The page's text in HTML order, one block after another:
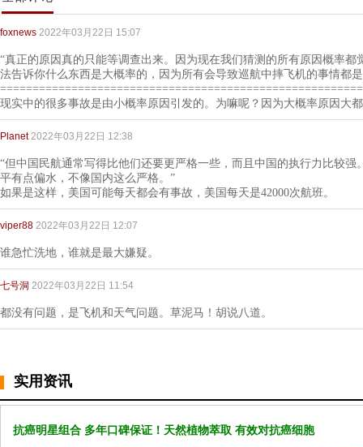
foxnews 2022年03月22日 15:07
“真正的原因真的只能等调查出来。因为现在我们猜测的所有原因概率
法告诉你什么东西是大概率的，因为所有会导致巡航中摔飞机的事情都
现实中的很多事故是由小概率原因引发的。为嘛呢？因为大概率原因大
Planet 2022年03月22日 12:38
“但中国民航通常写得比他们还要更严格一些，而且中国的执行力比较
平有点偏水，不像国内这么严格。”
如果是这样，美国可能每天都会有事故，美国每天是42000次航班。
viper88 2022年03月22日 12:07
谁急忙洗地，谁就是最大嫌疑。
七号洞 2022年03月22日 11:54
都没有问题，是飞机和天气问题。草泥马！胡说八道。
实用资讯
抗癌明星组合 多年口碑保证！天然植物萃取 有效对抗癌细胞